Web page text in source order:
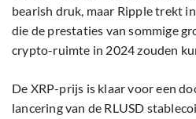
bearish druk, maar Ripple trekt
die de prestaties van sommige
crypto-ruimte in 2024 zouden
De XRP-prijs is klaar voor een
lancering van de RLUSD